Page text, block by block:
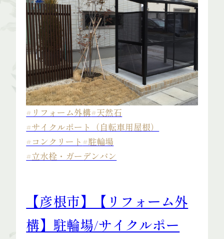
#リフォーム外構#天然石
#サイクルポート（自転車用屋根）
#コンクリート #駐輪場
#立水栓・ガーデンパン
【彦根市】【リフォーム外
構】駐輪場/サイクルポー